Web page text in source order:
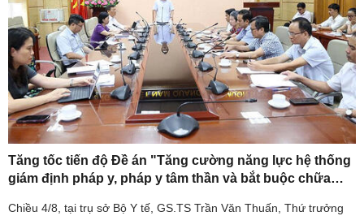
Tăng tốc tiến độ Đề án "Tăng cường năng lực hệ thống
giám định pháp y, pháp y tâm thần và bắt buộc chữa
Chiều 4/8, tại trụ sở Bộ Y tế, GS.TS Trần Văn Thuấn, Thứ trưởng